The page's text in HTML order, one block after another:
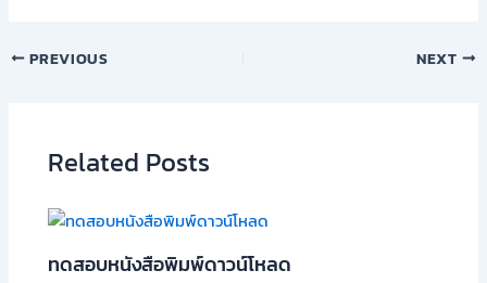
PREVIOUS NEXT
Related Posts
ทดสอบหนังสือพิมพ์ดาวน์โหลด